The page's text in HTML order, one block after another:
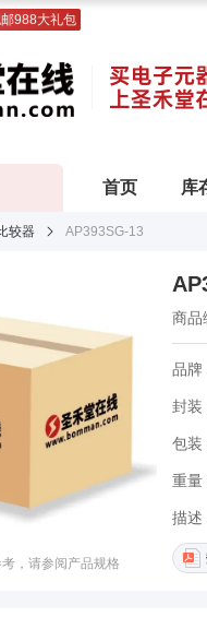
988大礼包
首页 库
较器 AP393SG-13
，请参阅产品规格
商品
品牌
封装
包装
重量
描述